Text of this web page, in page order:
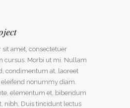
amet, consectetuer
cursus. Morbi ut mi. Nullam
condimentum at, laoreet
eleifend nonummy diam.
elementum et, bibendum
nibh. Duis tincidunt lectus